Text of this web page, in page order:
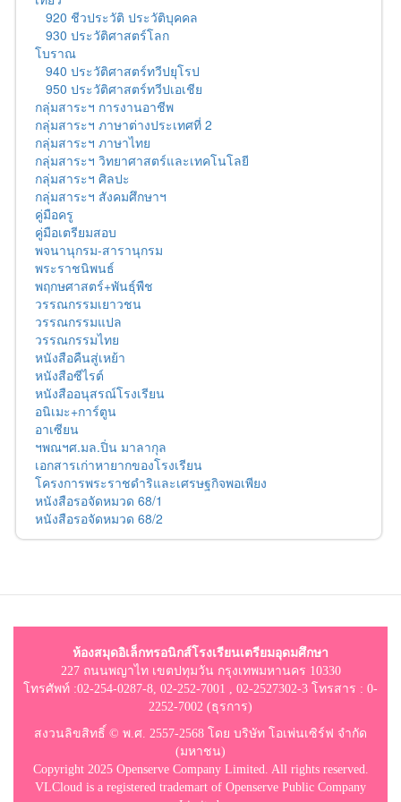
920 ชีวประวัติ ประวัติบุคคล
930 ประวัติศาสตร์โลก
โบราณ
940 ประวัติศาสตร์ทวีปยุโรป
950 ประวัติศาสตร์ทวีปเอเชีย
กลุ่มสาระฯ การงานอาชีพ
กลุ่มสาระฯ ภาษาต่างประเทศที่ 2
กลุ่มสาระฯ ภาษาไทย
กลุ่มสาระฯ วิทยาศาสตร์และเทคโนโลยี
กลุ่มสาระฯ ศิลปะ
กลุ่มสาระฯ สังคมศึกษาฯ
คู่มือครู
คู่มือเตรียมสอบ
พจนานุกรม-สารานุกรม
พระราชนิพนธ์
พฤกษศาสตร์+พันธุ์พืช
วรรณกรรมเยาวชน
วรรณกรรมแปล
วรรณกรรมไทย
หนังสือคืนสู่เหย้า
หนังสือซีไรต์
หนังสืออนุสรณ์โรงเรียน
อนิเมะ+การ์ตูน
อาเซียน
ฯพณฯศ.มล.ปิ่น มาลากุล
เอกสารเก่าหายากของโรงเรียน
โครงการพระราชดำริและเศรษฐกิจพอเพียง
หนังสือรอจัดหมวด 68/1
หนังสือรอจัดหมวด 68/2
ห้องสมุดอิเล็กทรอนิกส์โรงเรียนเตรียมอุดมศึกษา
227 ถนนพญาไท เขตปทุมวัน กรุงเทพมหานคร 10330
โทรศัพท์ :02-254-0287-8, 02-252-7001 , 02-2527302-3 โทรสาร : 0-
2252-7002 (ธุรการ)
สงวนลิขสิทธิ์ © พ.ศ. 2557-2568 โดย บริษัท โอเพ่นเซิร์ฟ จำกัด
(มหาชน)
Copyright 2025 Openserve Company Limited. All rights reserved.
VLCloud is a registered trademart of Openserve Public Company